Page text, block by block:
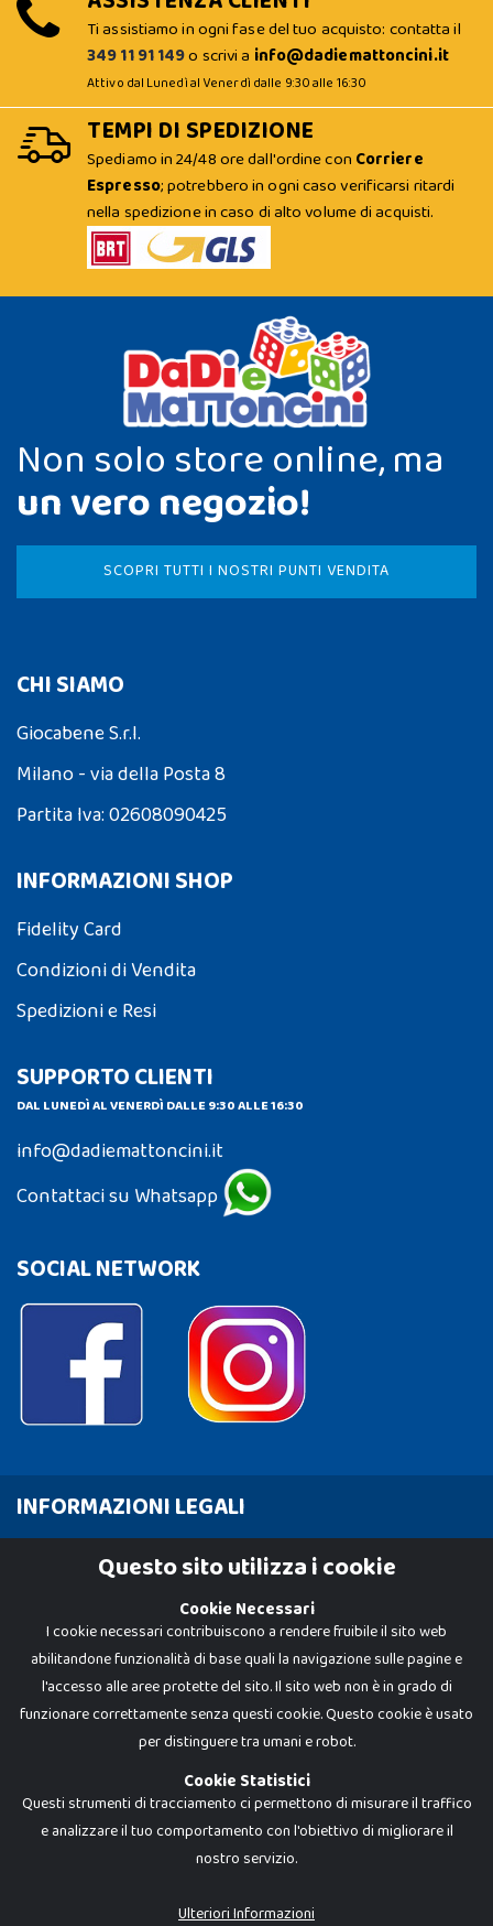
Ti assistiamo in ogni fase del tuo acquisto: contatta il
349 11 91 149o scrivi a info@dadiemattoncini.it
Attivo dal Lunedì al Venerdì dalle 9:30 alle 16:30
TEMPI DI SPEDIZIONE
Spediamo in 24/48 ore dall'ordine con Corriere
Espresso; potrebbero in ogni caso verificarsi ritardi
nella spedizione in caso di alto volume di acquisti.
Non solo store online, ma
un vero negozio!
SCOPRI TUTTI I NOSTRI PUNTI VENDITA
CHI SIAMO
Giocabene S.r.l.
Milano - via della Posta 8
Partita Iva: 02608090425
INFORMAZIONI SHOP
Fidelity Card
Condizioni di Vendita
Spedizioni e Resi
SUPPORTO CLIENTI
DAL LUNEDÌ AL VENERDÌ DALLE 9:30 ALLE 16:30
info@dadiemattoncini.it
Contattaci su Whatsapp
SOCIAL NETWORK
INFORMAZIONI LEGALI
Cookie Policy
Dadi e Mattoncini è un brand di Giocabene Srl. Ogni riproduzione o utilizzo non
I prezzi e le promozioni pubblicate potrebbero differire da quanto esposto in
Questo sito utilizza i cookie
Cookie Necessari
I cookie necessari contribuiscono a rendere fruibile il sito web
abilitandone funzionalità di base quali la navigazione sulle pagine e
l'accesso alle aree protette del sito. Il sito web non è in grado di
funzionare correttamente senza questi cookie. Questo cookie è usato
per distinguere tra umani e robot.
Cookie Statistici
Questi strumenti di tracciamento ci permettono di misurare il traffico
e analizzare il tuo comportamento con l'obiettivo di migliorare il
nostro servizio.
Ulteriori Informazioni